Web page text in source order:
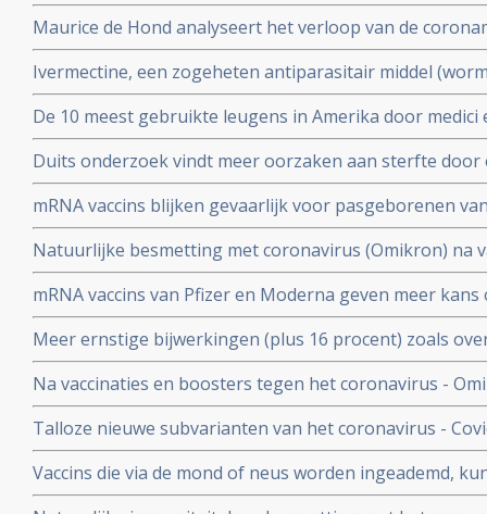
vermoeidheid, moeite met het reguleren van de
disfunctie, zelfs na een lichte inspanning.
Maurice de Hond analyseert het verloop van de
opeenvolgende artikelen.
Ivermectine, een zogeheten antiparasitair middel
coronavirus - Covid-19 zeer goed te kunnen bestrijden.
studies blijkt zeer grote effectiviteit.
De 10 meest gebruikte leugens in Amerika door
klakkeloos overgenomen rondom het corona virus en
buiten
Duits onderzoek vindt meer oorzaken aan sterfte
hersenen, bloedvaten en hart (myocarditis) bij
overleden net na vaccinatie tegen coronavirus.
mRNA vaccins blijken gevaarlijk voor pasgeborenen
moeders. Minder bloedplasmacellen tast immuniteit
blijkt niet bruikbaar voor stamceltransplantaties.
Natuurlijke besmetting met coronavirus (Omikron) na
bescherming, al zijn er twijfels over bescherming door
varianten van Omikron.
mRNA vaccins van Pfizer en Moderna geven meer
dat ze een ziekenhuisopname voorkomen. Blijkt uit
studiegegevens
Meer ernstige bijwerkingen (plus 16 procent) zoals
invaliditeit deden zich voor tijdens de studies van de
Pfizer in vergelijking met de placebogroep
Na vaccinaties en boosters tegen het coronavirus -
overige oorzaken blijkt uit grafieken bijgehouden en
Herman Steigstra, Anton Theunissen en Maurice de
Talloze nieuwe subvarianten van het coronavirus -
boostervaccins en ontsnappen aan eigen
Vaccins die via de mond of neus worden ingeademd,
Twee mond- en neusvaccins krijgen goedkeuring in